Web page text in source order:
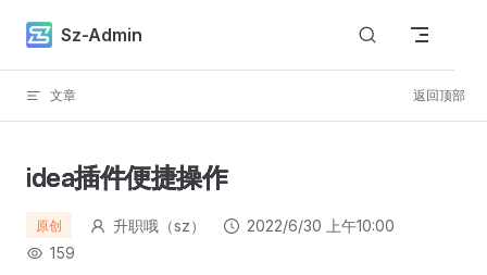
Skip to content
Sz-Admin
文章 返回顶部
idea插件便捷操作
原创 升职哦（sz）
2022/6/30 上午10:00
159